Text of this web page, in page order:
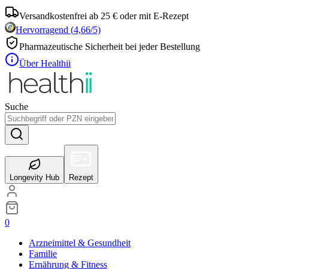
Versandkostenfrei ab 25 € oder mit E-Rezept
Hervorragend (4,66/5)
Pharmazeutische Sicherheit bei jeder Bestellung
Über Healthii
Suche
Longevity Hub Rezept
0
Arzneimittel & Gesundheit
Familie
Ernährung & Fitness